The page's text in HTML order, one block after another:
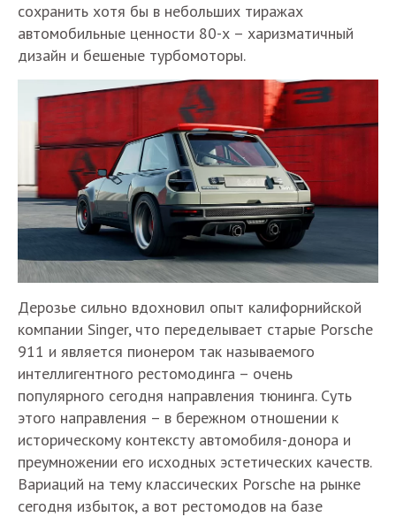
сохранить хотя бы в небольших тиражах
автомобильные ценности 80-х – харизматичный
дизайн и бешеные турбомоторы.
Дерозье сильно вдохновил опыт калифорнийской
компании Singer, что переделывает старые Porsche
911 и является пионером так называемого
интеллигентного рестомодинга – очень
популярного сегодня направления тюнинга. Суть
этого направления – в бережном отношении к
историческому контексту автомобиля-донора и
преумножении его исходных эстетических качеств.
Вариаций на тему классических Porsche на рынке
сегодня избыток, а вот рестомодов на базе